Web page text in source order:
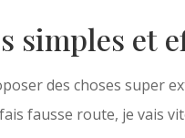
simples et
des choses super
fausse route, je vais